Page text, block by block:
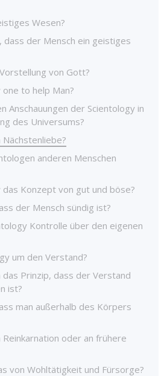
Wesen?
dass der Mensch ein geistiges
von Gott?
one to help Man?
Anschauungen der Scientology in
des Universums?
anderen Menschen
das Konzept von gut und böse?
der Mensch sündig ist?
Kontrolle über den eigenen
um den Verstand?
das Prinzip, dass der Verstand
ist?
man außerhalb des Körpers
Reinkarnation oder an frühere
von Wohltätigkeit und Fürsorge?